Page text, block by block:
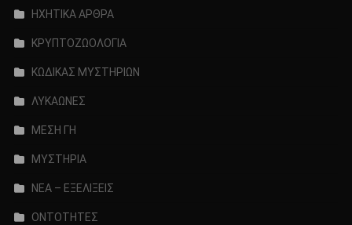
ΗΧΗΤΙΚΑ ΑΡΘΡΑ
ΚΡΥΠΤΟΖΩΟΛΟΓΙΑ
ΚΩΔΙΚΑΣ ΜΥΣΤΗΡΙΩΝ
ΛΥΚΑΩΝΕΣ
ΜΕΣΗ ΓΗ
ΜΥΣΤΗΡΙΑ
ΝΕΑ – ΕΞΕΛΙΞΕΙΣ
ΟΝΤΟΤΗΤΕΣ